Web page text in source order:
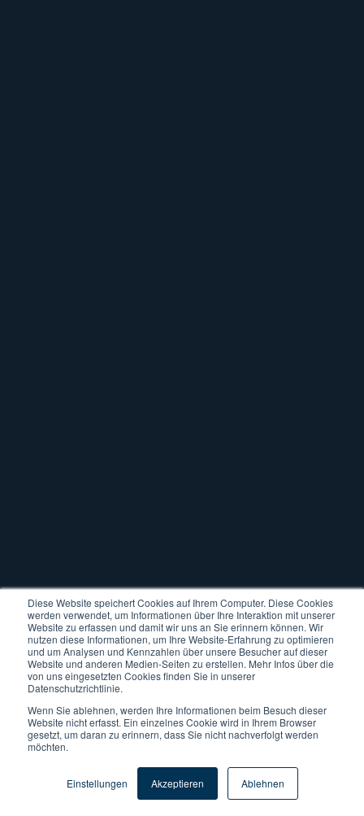
Diese Website speichert Cookies auf Ihrem Computer. Diese Cookies
werden verwendet, um Informationen über Ihre Interaktion mit unserer
Website zu erfassen und damit wir uns an Sie erinnern können. Wir
nutzen diese Informationen, um Ihre Website-Erfahrung zu optimieren
und um Analysen und Kennzahlen über unsere Besucher auf dieser
Website und anderen Medien-Seiten zu erstellen. Mehr Infos über die
von uns eingesetzten Cookies finden Sie in unserer
Datenschutzrichtlinie.
Wenn Sie ablehnen, werden Ihre Informationen beim Besuch dieser
Website nicht erfasst. Ein einzelnes Cookie wird in Ihrem Browser
gesetzt, um daran zu erinnern, dass Sie nicht nachverfolgt werden
möchten.
Einstellungen Akzeptieren Ablehnen